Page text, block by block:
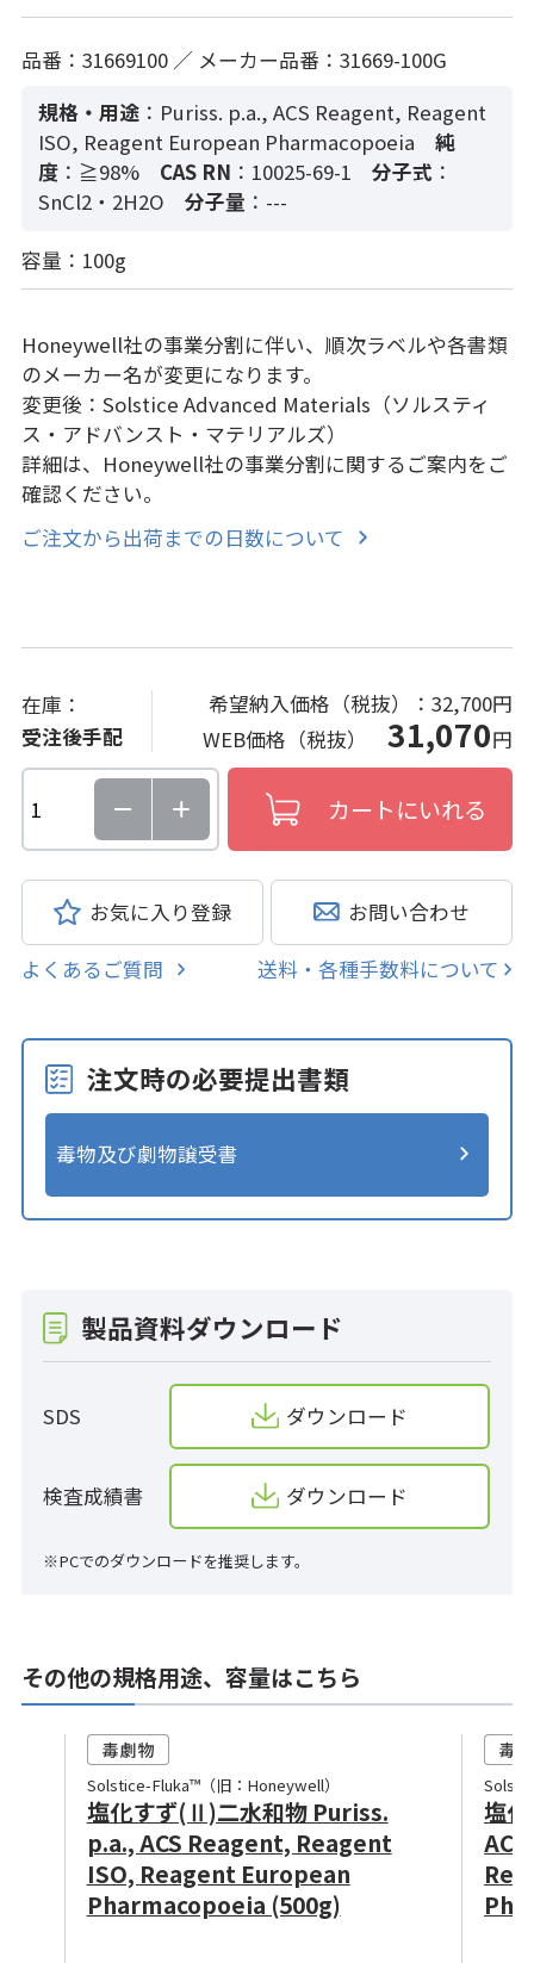
品番：31669100 ／ メーカー品番：31669-100G
規格・用途 ：Puriss. p.a., ACS Reagent, Reagent
ISO, Reagent European Pharmacopoeia
純
度 ：≧98% CAS RN ：10025-69-1 分子式 ：
SnCl2・2H2O
分子量 ：---
容量：100g
Honeywell社の事業分割に伴い、順次ラベルや各書類
のメーカー名が変更になります。
変更後：Solstice Advanced Materials（ソルスティ
ス・アドバンスト・マテリアルズ）
詳細は、Honeywell社の事業分割に関するご案内をご
確認ください。
ご注文から出荷までの日数について
在庫：
受注後手配
希望納入価格（税抜）：32,700円
WEB価格（税抜）31,070円
お気に入り登録 お問い合わせ
よくあるご質問 送料・各種手数料について
注文時の必要提出書類
毒物及び劇物譲受書
製品資料ダウンロード
SDS ダウンロード
検査成績書 ダウンロード
※PCでのダウンロードを推奨します。
その他の規格用途、容量はこちら
Solstice-Fluka™（旧：Honeywell）
塩化すず(Ⅱ)二水和物 Puriss.
p.a., ACS Reagent, Reagent
ISO, Reagent European
Pharmacopoeia (500g)
塩